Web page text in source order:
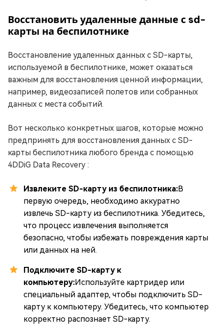
Восстановить удаленные данные с sd-
карты на беспилотнике
Восстановление удаленных данных с SD-карты,
используемой в беспилотнике, может оказаться
важным для восстановления ценной информации,
например, видеозаписей полетов или собранных
данных с места событий.
Вот несколько конкретных шагов, которые можно
предпринять для восстановления данных с SD-
карты беспилотника любого бренда с помощью
4DDiG Data Recovery :
Извлеките SD-карту из беспилотника:В
первую очередь, необходимо аккуратно
извлечь SD-карту из беспилотника. Убедитесь,
что процесс извлечения выполняется
безопасно, чтобы избежать повреждения карты
или данных на ней.
Подключите SD-карту к
компьютеру:Используйте картридер или
специальный адаптер, чтобы подключить SD-
карту к компьютеру. Убедитесь, что компьютер
корректно распознает SD-карту.